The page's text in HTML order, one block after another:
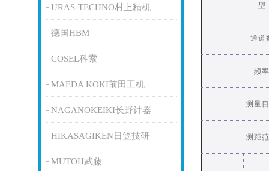
URAS-TECHNO村上精机
德国HBM
COSEL科索
MAEDA KOKI前田工机
NAGANOKEIKI长野计器
HIKASAGIKEN日笠技研
MUTOH武藤
型
通道
频
测量
测距